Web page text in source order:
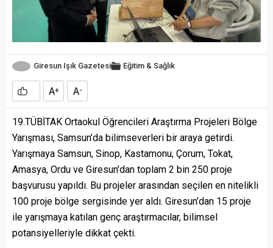
Giresun Işık Gazetesi Eğitim & Sağlık
A+ A-
19.TÜBİTAK Ortaokul Öğrencileri Araştırma Projeleri Bölge
Yarışması, Samsun’da bilimseverleri bir araya getirdi.
Yarışmaya Samsun, Sinop, Kastamonu, Çorum, Tokat,
Amasya, Ordu ve Giresun’dan toplam 2 bin 250 proje
başvurusu yapıldı. Bu projeler arasından seçilen en nitelikli
100 proje bölge sergisinde yer aldı. Giresun’dan 15 proje
ile yarışmaya katılan genç araştırmacılar, bilimsel
potansiyelleriyle dikkat çekti.